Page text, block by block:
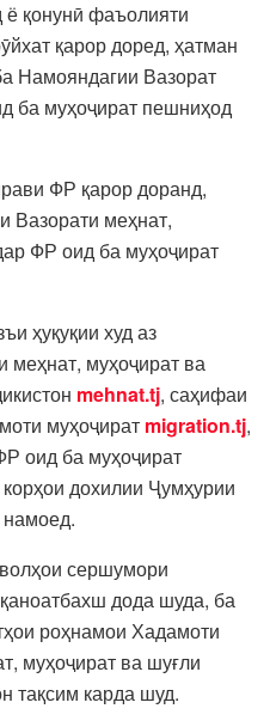
қонунӣ фаъолияти
қарор доред, ҳатман
Намояндагии Вазорат
ба муҳоҷират пешниҳод
ФР қарор доранд,
Вазорати меҳнат,
ФР оид ба муҳоҷират
ҳуқуқии худ аз
меҳнат, муҳоҷират ва
mehnat.tj, саҳифаи
муҳоҷират migration.tj,
оид ба муҳоҷират
дохилии Ҷумҳурии
сершумори
дода шуда, ба
роҳнамои Хадамоти
муҳоҷират ва шуғли
тақсим карда шуд.